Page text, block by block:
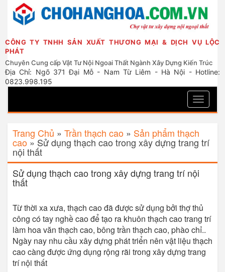
CÔNG TY TNHH SẢN XUẤT THƯƠNG MẠI & DỊCH VỤ LỘC
PHÁT
Chuyên Cung cấp Vật Tư Nội Ngoai Thất Ngành Xây Dựng Kiến Trúc
Địa Chỉ: Ngõ 371 Đại Mỗ - Nam Từ Liêm - Hà Nội - Hotline:
0823.998.195
Toggle
Trang Chủ » Trần thạch cao » Sản phẩm thạch
cao » Sử dụng thạch cao trong xây dựng trang trí
nội thất
Sử dụng thạch cao trong xây dựng trang trí nội
thất
Từ thời xa xưa, thạch cao đã được sử dụng bởi thợ thủ
công có tay nghề cao để tạo ra khuôn thạch cao trang trí
làm hoa văn thạch cao, bông trần thạch cao, phào chỉ..
Ngày nay nhu cầu xây dựng phát triển nên vật liệu thạch
cao càng được ứng dụng rộng rãi trong xây dựng trang
trí nội thất